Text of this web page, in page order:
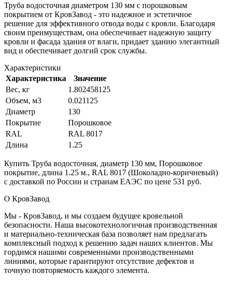
Труба водосточная диаметром 130 мм с порошковым
покрытием от КровЗавод - это надежное и эстетичное
решение для эффективного отвода воды с кровли. Благодаря
своим преимуществам, она обеспечивает надежную защиту
кровли и фасада здания от влаги, придает зданию элегантный
вид и обеспечивает долгий срок службы.
Характеристики
Характеристика
Значение
Вес, кг
1.802458125
Объем, м3
0.021125
Диаметр
130
Покрытие
Порошковое
RAL
RAL 8017
Длина
1.25
Купить Труба водосточная, диаметр 130 мм, Порошковое
покрытие, длина 1.25 м., RAL 8017 (Шоколадно-коричневый)
с доставкой по России и странам ЕАЭС по цене 531 руб.
О КровЗавод
Мы - КровЗавод, и мы создаем будущее кровельной
безопасности. Наша высокотехнологичная производственная
и материально-техническая база позволяет нам предлагать
комплексный подход к решению задач наших клиентов. Мы
гордимся нашими современными производственными
линиями, которые гарантируют отсутствие дефектов и
точную повторяемость каждого элемента.